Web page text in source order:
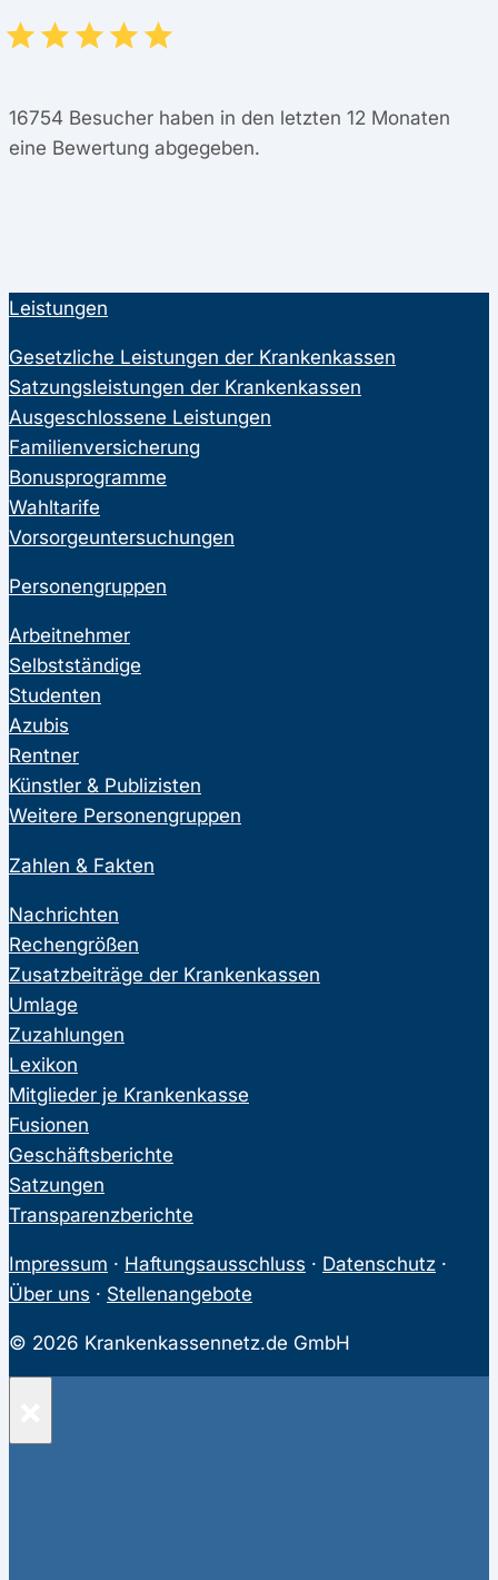
16754 Besucher haben in den letzten 12 Monaten
eine Bewertung abgegeben.
Leistungen
Gesetzliche Leistungen der Krankenkassen
Satzungsleistungen der Krankenkassen
Ausgeschlossene Leistungen
Familienversicherung
Bonusprogramme
Wahltarife
Vorsorgeuntersuchungen
Personengruppen
Arbeitnehmer
Selbstständige
Studenten
Azubis
Rentner
Künstler & Publizisten
Weitere Personengruppen
Zahlen & Fakten
Nachrichten
Rechengrößen
Zusatzbeiträge der Krankenkassen
Umlage
Zuzahlungen
Lexikon
Mitglieder je Krankenkasse
Fusionen
Geschäftsberichte
Satzungen
Transparenzberichte
Impressum · Haftungsausschluss · Datenschutz ·
Über uns · Stellenangebote
© 2026 Krankenkassennetz.de GmbH